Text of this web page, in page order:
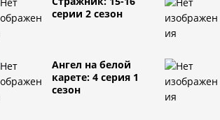
серии 2 сезон
Ангел на белой
карете: 4 серия 1
сезон